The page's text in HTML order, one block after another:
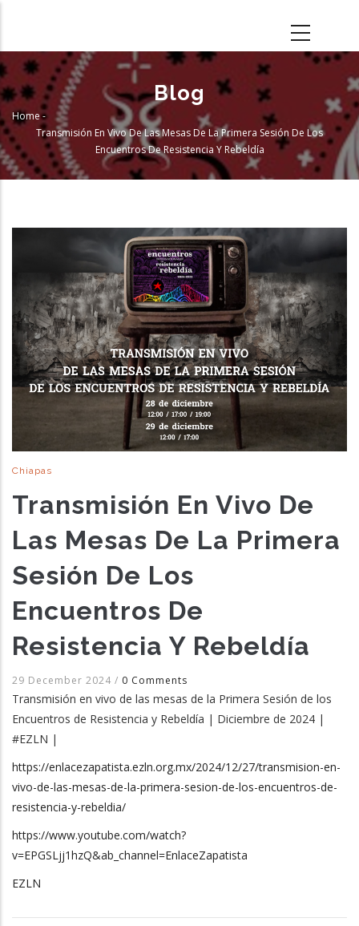
main
content
Blog
Breadcrumb
Home -
Transmisión En Vivo De Las Mesas De La Primera Sesión De Los
Encuentros De Resistencia Y Rebeldía
Chiapas
Transmisión En Vivo De
Las Mesas De La Primera
Sesión De Los
Encuentros De
Resistencia Y Rebeldía
29 December 2024 / 0 Comments
Transmisión en vivo de las mesas de la Primera Sesión de los
Encuentros de Resistencia y Rebeldía | Diciembre de 2024 |
#EZLN |
https://enlacezapatista.ezln.org.mx/2024/12/27/transmision-en-
vivo-de-las-mesas-de-la-primera-sesion-de-los-encuentros-de-
resistencia-y-rebeldia/
https://www.youtube.com/watch?
v=EPGSLjj1hzQ&ab_channel=EnlaceZapatista
EZLN